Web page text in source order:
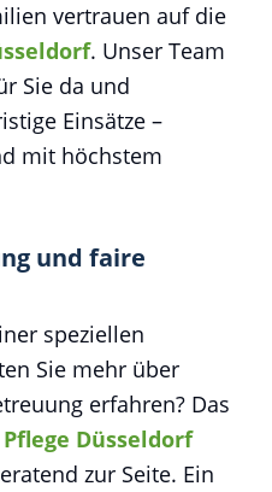
vertrauen auf die
. Unser Team
Sie da und
Einsätze –
mit höchstem
und faire
speziellen
Sie mehr über
erfahren? Das
Düsseldorf
zur Seite. Ein